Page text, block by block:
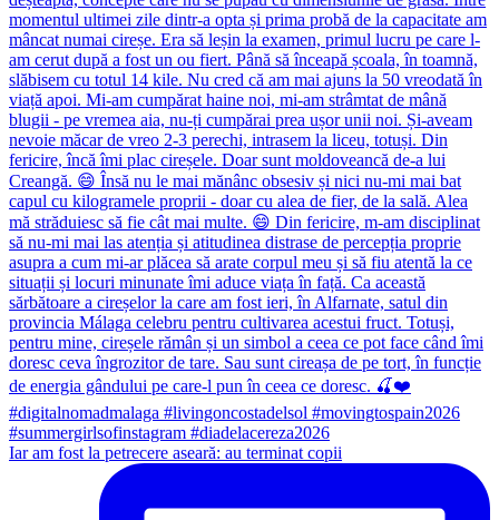
Iar am fost la petrecere aseară: au terminat copii